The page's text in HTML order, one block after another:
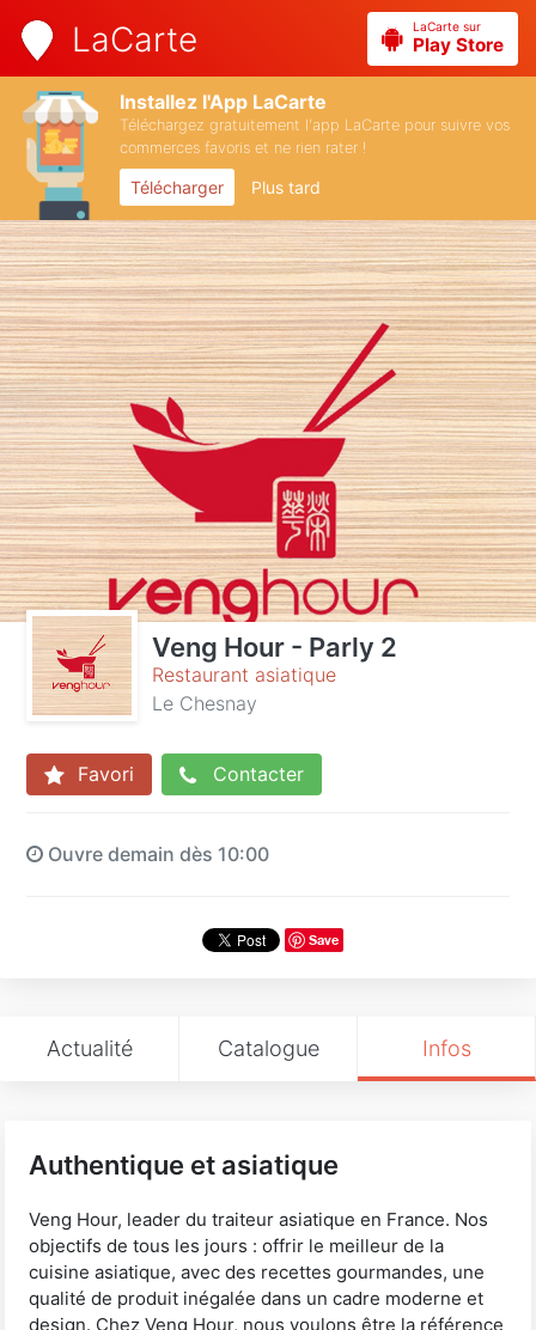
LaCarte LaCarte sur
Play Store
Installez l'App LaCarte
Téléchargez gratuitement l'app LaCarte pour suivre vos
commerces favoris et ne rien rater !
Télécharger Plus tard
Veng Hour - Parly 2
Restaurant asiatique
Le Chesnay
Favori Contacter
Ouvre demain dès 10:00
Save
Actualité Catalogue Infos
Authentique et asiatique
Veng Hour, leader du traiteur asiatique en France. Nos
objectifs de tous les jours : offrir le meilleur de la
cuisine asiatique, avec des recettes gourmandes, une
qualité de produit inégalée dans un cadre moderne et
design. Chez Veng Hour, nous voulons être la référence